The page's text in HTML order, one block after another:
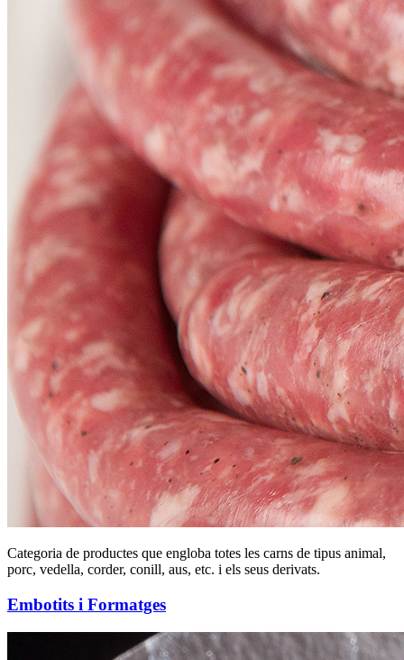
Categoria de productes que engloba totes les carns de tipus animal,
porc, vedella, corder, conill, aus, etc. i els seus derivats.
Embotits i Formatges